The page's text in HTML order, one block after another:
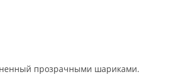
прозрачными шариками.